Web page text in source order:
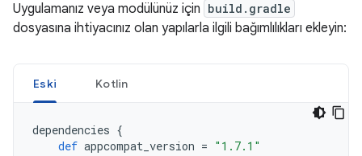
Uygulamanız veya modülünüz için build.gradle
dosyasına ihtiyacınız olan yapılarla ilgili bağımlılıkları ekleyin:
Eski Kotlin
dependencies {
def appcompat_version = "1.7.1"